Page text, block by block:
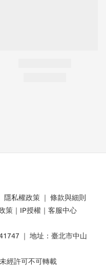
隱私權政策 ｜ 條款與細則
策 ｜ IP授權 ｜ 客服中心
｜ 地址：臺北市中山
經許可不可轉載